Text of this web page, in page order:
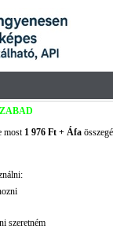
most 1 976 Ft + Áfa
szeretném